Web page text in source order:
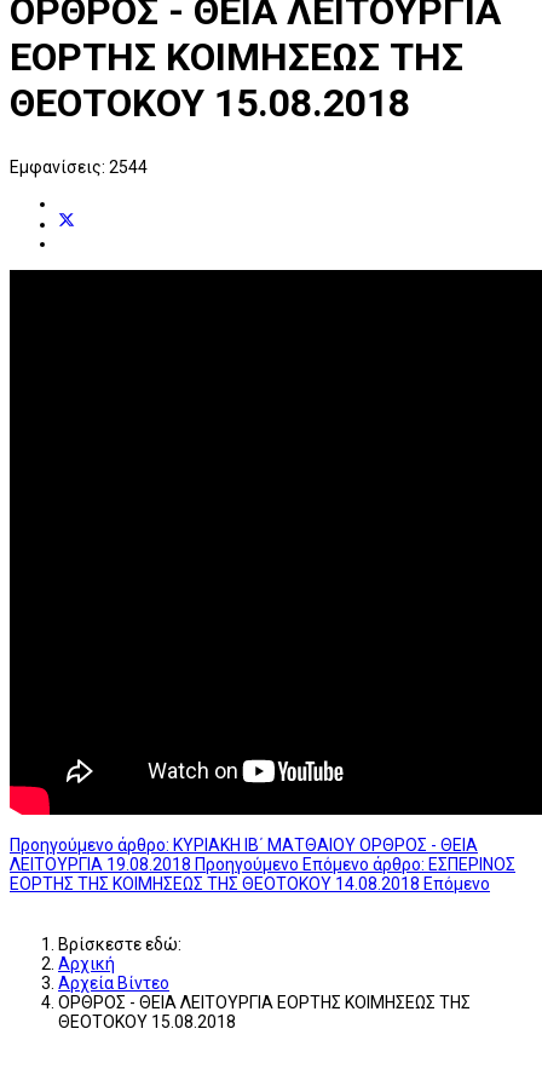
ΟΡΘΡΟΣ - ΘΕΙΑ ΛΕΙΤΟΥΡΓΙΑ
ΕΟΡΤΗΣ ΚΟΙΜΗΣΕΩΣ ΤΗΣ
ΘΕΟΤΟΚΟΥ 15.08.2018
Εμφανίσεις: 2544
Προηγούμενο άρθρο: ΚΥΡΙΑΚΗ ΙΒ΄ ΜΑΤΘΑΙΟΥ ΟΡΘΡΟΣ - ΘΕΙΑ
ΛΕΙΤΟΥΡΓΙΑ 19.08.2018 Προηγούμενο Επόμενο άρθρο: ΕΣΠΕΡΙΝΟΣ
ΕΟΡΤΗΣ ΤΗΣ ΚΟΙΜΗΣΕΩΣ ΤΗΣ ΘΕΟΤΟΚΟΥ 14.08.2018 Επόμενο
Βρίσκεστε εδώ:
Αρχική
Αρχεία Βίντεο
ΟΡΘΡΟΣ - ΘΕΙΑ ΛΕΙΤΟΥΡΓΙΑ ΕΟΡΤΗΣ ΚΟΙΜΗΣΕΩΣ ΤΗΣ
ΘΕΟΤΟΚΟΥ 15.08.2018